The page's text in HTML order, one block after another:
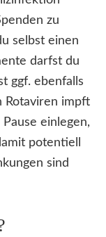
zu
selbst einen
darfst du
ggf. ebenfalls
Rotaviren impft
einlegen,
potentiell
sind